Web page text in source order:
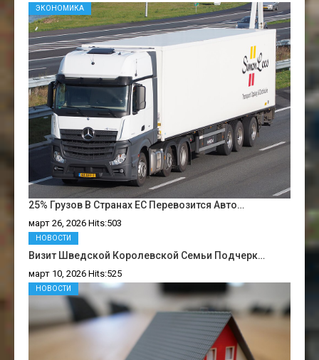
25% Грузов В Странах ЕС Перевозится Авто…
март 26, 2026 Hits:503
ЭКОНОМИКА
Визит Шведской Королевской Семьи Подчерк…
март 10, 2026 Hits:525
НОВОСТИ
НОВОСТИ